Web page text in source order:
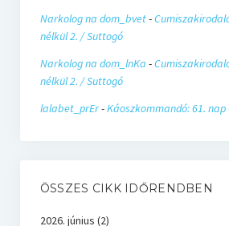
Narkolog na dom_bvet-
nélkül 2. / Suttogó
Narkolog na dom_lnKa -
nélkül 2. / Suttogó
lalabet_prEr-Káoszkommandó: 61. nap
ÖSSZES CIKK IDŐRENDBEN
2026. június (2)